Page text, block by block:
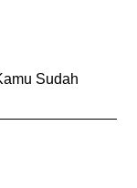
Sudah